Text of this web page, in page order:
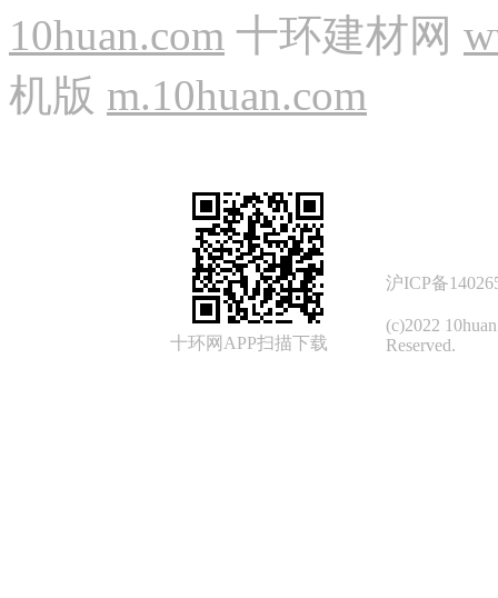
10huan.com 十环建材网
机版 m.10huan.com
十环网APP扫描下载
沪ICP备
(c)2022
Reserved.